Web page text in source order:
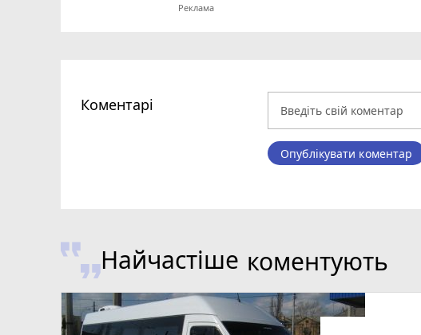
Коментарі
Опублікувати коментар
Найчастіше коментують